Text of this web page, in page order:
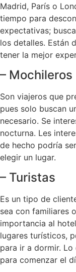
Madrid, París o
tiempo para
expectativas;
los detalles. Están
tener la mejor
– Mochileros
Son viajeros que
pues solo buscan
necesario. Se
nocturna. Les
de hecho podría
elegir un lugar.
– Turistas
Es un tipo de
sea con familiares
importancia al
lugares turísticos,
para ir a dormir.
para comenzar el